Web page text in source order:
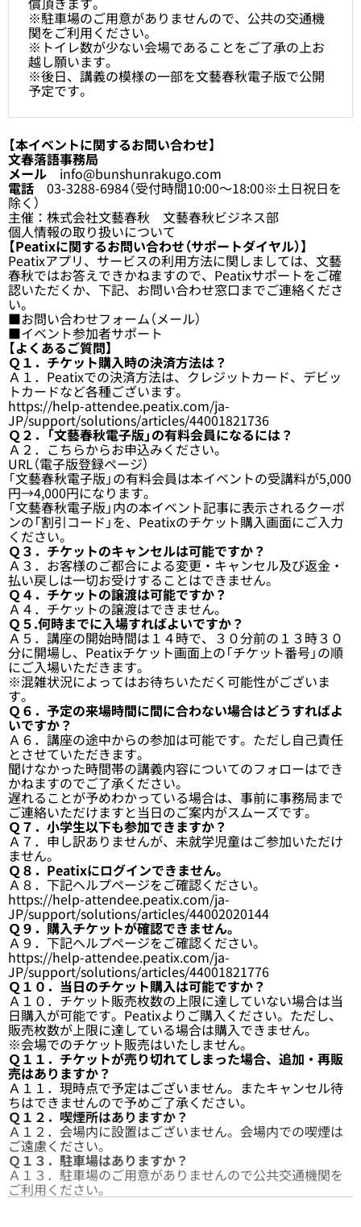
※駐車場のご用意がありませんので、公共の交通機
関をご利用ください。
※トイレ数が少ない会場であることをご了承の上お
越し願います。
※後日、講義の模様の一部を文藝春秋電子版で公開
予定です。
【本イベントに関するお問い合わせ】
文春落語事務局
メール info@bunshunrakugo.com
電話 03-3288-6984（受付時間10:00～18:00※土日祝日を
除く）
主催：株式会社文藝春秋 文藝春秋ビジネス部
個人情報の取り扱いについて
【Peatixに関するお問い合わせ（サポートダイヤル）】
Peatixアプリ、サービスの利用方法に関しましては、文藝
春秋ではお答えできかねますので、 Peatixサポートをご確
認いただくか、下記、お問い合わせ窓口までご連絡くださ
い。
■お問い合わせフォーム（メール）
■イベント参加者サポート
【よくあるご質問】
Ｑ１．チケット購入時の決済方法は？
Ａ１．Peatixでの決済方法は、クレジットカード、デビッ
トカードなど各種ございます。
https://help-attendee.peatix.com/ja-
JP/support/solutions/articles/44001821736
Ｑ２．「文藝春秋電子版」の有料会員になるには？
Ａ２． こちらからお申込みください。
URL（電子版登録ページ）
「文藝春秋電子版」の有料会員は本イベントの受講料が5,000
円→4,000円になります。
「文藝春秋電子版」内の本イベント記事に表示されるクーポ
ンの「割引コード」を、Peatixのチケット購入画面にご入力
ください。
Ｑ３．チケットのキャンセルは可能ですか？
Ａ３．お客様のご都合による変更・キャンセル及び返金・
払い戻しは一切お受けすることはできません。
Ｑ４．チケットの譲渡は可能ですか？
Ａ４．チケットの譲渡はできません。
Ｑ５.何時までに入場すればよいですか？
Ａ５．講座の開始時間は１４時で、３０分前の１３時３０
分に開場し、Peatixチケット画面上の「チケット番号」の順
にご入場いただきます。
※混雑状況によってはお待ちいただく可能性がございま
す。
Ｑ６．予定の来場時間に間に合わない場合はどうすればよ
いですか？
Ａ６．講座の途中からの参加は可能です。ただし自己責任
とさせていただきます。
聞けなかった時間帯の講義内容についてのフォローはでき
かねますのでご了承ください。
遅れることが予めわかっている場合は、事前に事務局まで
ご連絡いただけますと当日のご案内がスムーズです。
Ｑ７．小学生以下も参加できますか？
Ａ７．申し訳ありませんが、未就学児童はご参加いただけ
ません。
Ｑ８．Peatixにログインできません。
Ａ８．下記ヘルプページをご確認ください。
https://help-attendee.peatix.com/ja-
JP/support/solutions/articles/44002020144
Ｑ９．購入チケットが確認できません。
Ａ９．下記ヘルプページをご確認ください。
https://help-attendee.peatix.com/ja-
JP/support/solutions/articles/44001821776
Ｑ１０．当日のチケット購入は可能ですか？
Ａ１０．チケット販売枚数の上限に達していない場合は当
日購入が可能です。Peatixよりご購入ください。ただし、
販売枚数が上限に達している場合は購入できません。
※会場でのチケット販売はいたしません。
Ｑ１１．チケットが売り切れてしまった場合、追加・再販
売はありますか？
Ａ１１．現時点で予定はございません。またキャンセル待
ちはできませんので予めご了承ください。
Ｑ１２．喫煙所はありますか？
Ａ１２．会場内に設置はございません。会場内での喫煙は
ご遠慮ください。
Ｑ１３．駐車場はありますか？
Ａ１３．駐車場のご用意がありませんので公共交通機関を
ご利用ください。